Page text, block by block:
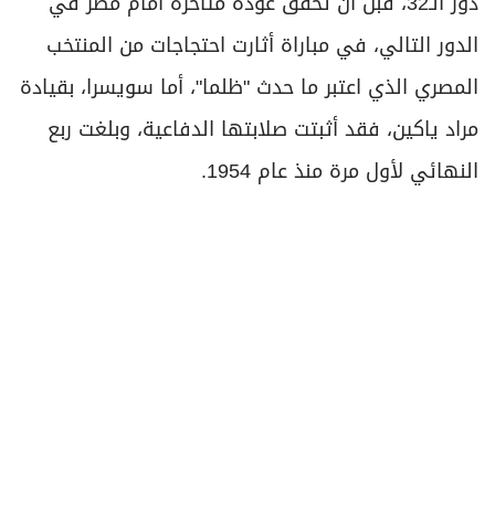
الدور التالي، في مباراة أثارت احتجاجات من المنتخب
المصري الذي اعتبر ما حدث "ظلما"، أما سويسرا، بقيادة
مراد ياكين، فقد أثبتت صلابتها الدفاعية، وبلغت ربع
النهائي لأول مرة منذ عام 1954.